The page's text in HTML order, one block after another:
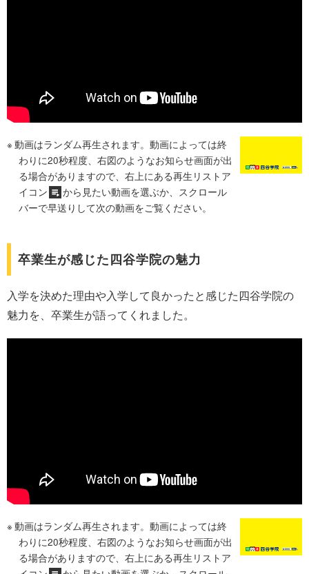
動画はランダム再生されます。動画によっては終
わりに20秒程度、右図のようなお知らせ画面が出
る場合がありますので、右上にある再生リストア
イコン
から見たい動画を選ぶか、スクロール
バーで早送りして次の動画をご覧ください。
卒業生が感じた四谷学院の魅力
入学を決めた理由や入学して良かったと感じた四谷学院の
魅力を、卒業生が語ってくれました。
動画はランダム再生されます。動画によっては終
わりに20秒程度、右図のようなお知らせ画面が出
る場合がありますので、右上にある再生リストア